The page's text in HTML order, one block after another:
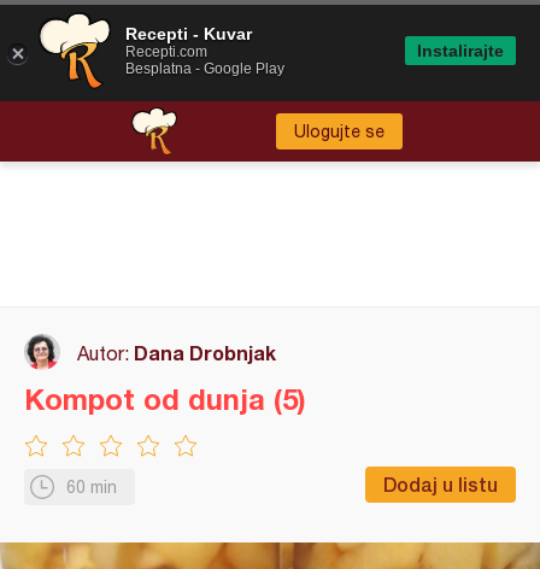
Ulogujte se
Autor: Dana Drobnjak
60 min Dodaj u listu
Kompot od dunja (5)
Recepti - Kuvar
Recepti.com
Besplatna - Google Play
Instalirajte